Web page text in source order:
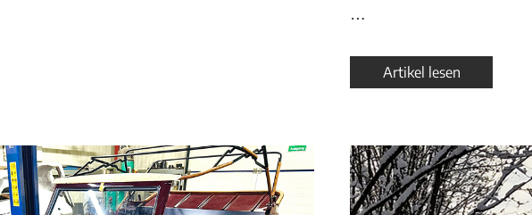
…
Artikel lesen